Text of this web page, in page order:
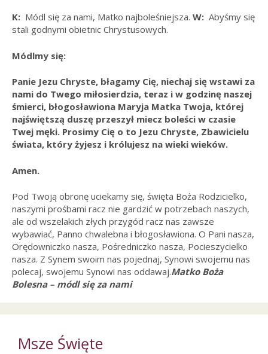
K: Módl się za nami, Matko najboleśniejsza. W: Abyśmy się
stali godnymi obietnic Chrystusowych.
Módlmy się:
Panie Jezu Chryste, błagamy Cię, niechaj się wstawi za
nami do Twego miłosierdzia, teraz i w godzinę naszej
śmierci, błogosławiona Maryja Matka Twoja, której
najświętszą duszę przeszył miecz boleści w czasie
Twej męki. Prosimy Cię o to Jezu Chryste, Zbawicielu
świata, który żyjesz i królujesz na wieki wieków.
Amen.
Pod Twoją obronę uciekamy się, święta Boża Rodzicielko,
naszymi prośbami racz nie gardzić w potrzebach naszych,
ale od wszelakich złych przygód racz nas zawsze
wybawiać, Panno chwalebna i błogosławiona. O Pani nasza,
Orędowniczko nasza, Pośredniczko nasza, Pocieszycielko
nasza. Z Synem swoim nas pojednaj, Synowi swojemu nas
polecaj, swojemu Synowi nas oddawaj.Matko Boża
Bolesna – módl się za nami
Msze Święte